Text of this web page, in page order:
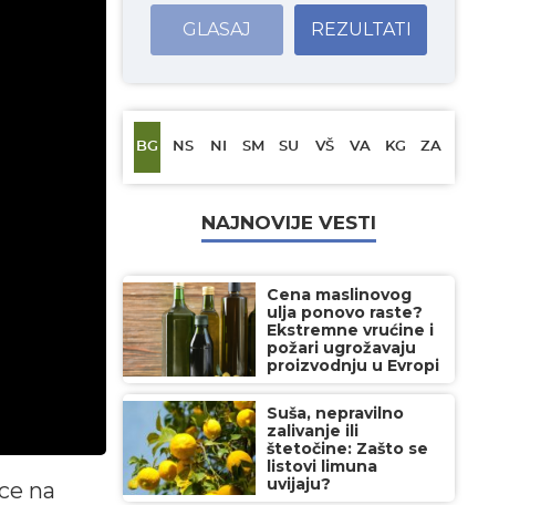
na
GLASAJ REZULTATI
BG NS NI SM SU VŠ VA KG ZA
NAJNOVIJE VESTI
Cena maslinovog
ulja ponovo raste?
Ekstremne vrućine i
požari ugrožavaju
proizvodnju u Evropi
Suša, nepravilno
zalivanje ili
štetočine: Zašto se
listovi limuna
uvijaju?